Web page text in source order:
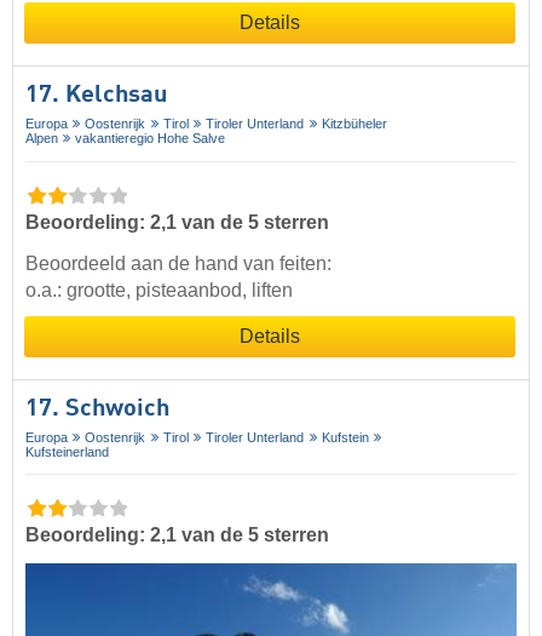
Details
17. Kelchsau
Europa Oostenrijk Tirol Tiroler Unterland
Kitzbüheler
Alpen
vakantieregio Hohe Salve
Beoordeling: 2,1 van de 5 sterren
Beoordeeld aan de hand van feiten:
o.a.: grootte, pisteaanbod, liften
Details
17. Schwoich
Europa Oostenrijk Tirol Tiroler Unterland
Kufstein
Kufsteinerland
Beoordeling: 2,1 van de 5 sterren